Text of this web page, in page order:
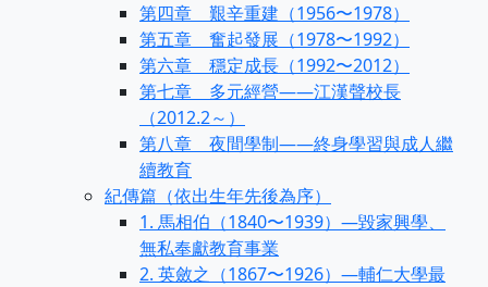
第四章 艱辛重建（1956〜1978）
第五章 奮起發展（1978〜1992）
第六章 穩定成長（1992〜2012）
第七章 多元經營——江漢聲校長
（2012.2～）
第八章 夜間學制——終身學習與成人繼
續教育
紀傳篇（依出生年先後為序）
1. 馬相伯（1840〜1939）—毀家興學、
無私奉獻教育事業
2. 英斂之（1867〜1926）—輔仁大學最